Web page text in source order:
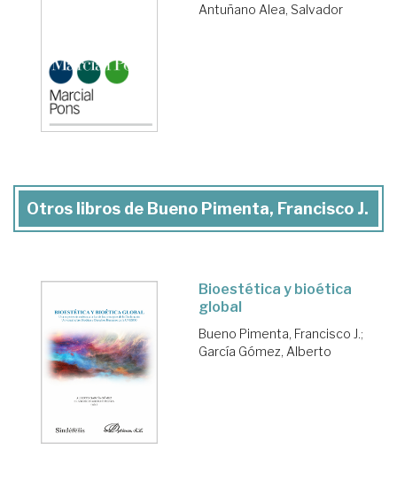
Antuñano Alea, Salvador
Otros libros de Bueno Pimenta, Francisco J.
Bioestética y bioética
global
Bueno Pimenta, Francisco J.;
García Gómez, Alberto